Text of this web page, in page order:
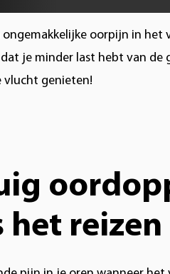
oorpijn in
je minder last hebt van de
vlucht genieten!
het reizen